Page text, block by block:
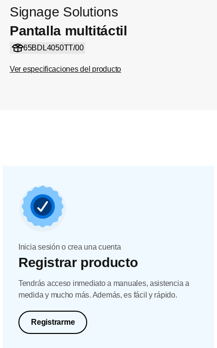
Signage Solutions
Pantalla multitáctil
65BDL4050TT/00
Ver especificaciones del producto
Inicia sesión o crea una cuenta
Registrar producto
Tendrás acceso inmediato a manuales, asistencia a
medida y mucho más. Además, es fácil y rápido.
Registrarme